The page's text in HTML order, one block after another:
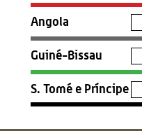
Angola
Guiné-Bissau
S. Tomé e Príncipe